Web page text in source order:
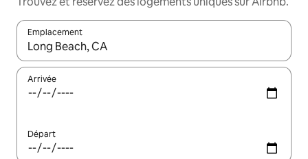
Emplacement
Quand les résultats sont affichés, parcourez-les en utilisant
Arrivée
Départ